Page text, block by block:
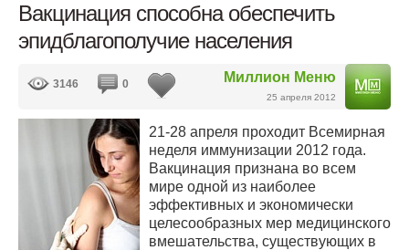
Вакцинация способна обеспечить
эпидблагополучие населения
Миллион Меню
25 апреля 2012
3146 0
21-28 апреля проходит Всемирная
неделя иммунизации 2012 года.
Вакцинация признана во всем
мире одной из наиболее
эффективных и экономически
целесообразных мер медицинского
вмешательства, существующих в